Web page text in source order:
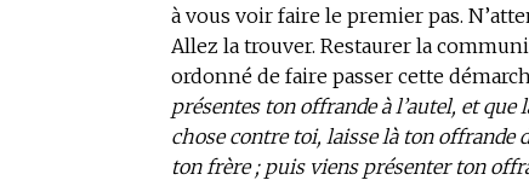
à vous voir faire le premier pas.
Allez la trouver. Restaurer la
ordonné de faire passer cette
présentes ton offrande à l’autel, et
chose contre toi, laisse là ton offrande
ton frère ; puis viens présenter ton